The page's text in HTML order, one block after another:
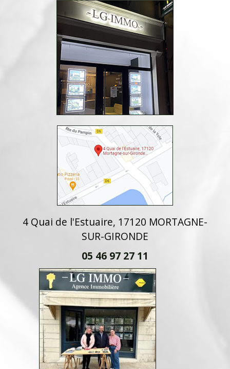
4 Quai de l'Estuaire, 17120 MORTAGNE-
SUR-GIRONDE
05 46 97 27 11